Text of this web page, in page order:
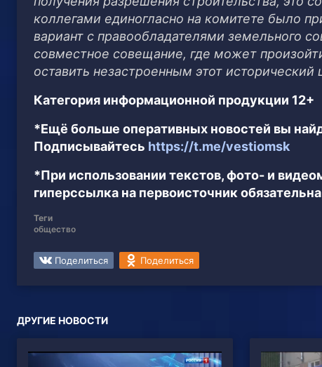
коллегами единогласно на комитете было
вариант с правообладателями земельного
совместное совещание, где может
оставить незастроенным этот исторический
Категория информационной продукции 12+
*Ещё больше оперативных новостей вы
Подписывайтесь https://t.me/vestiomsk
*При использовании текстов, фото- и
гиперссылка на первоисточник
Теги
общество
Поделиться Поделиться
ДРУГИЕ НОВОСТИ